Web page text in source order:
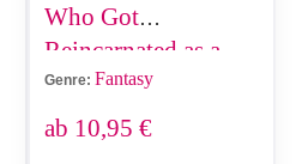
Who Got
Reincarnated as a
Noble Girl
Genre: Fantasy
ab 10,95 €